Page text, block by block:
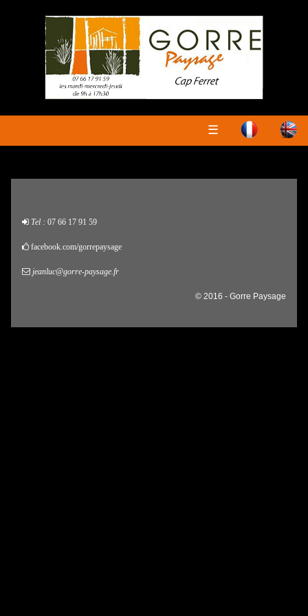
☰
Tel : 07 66 17 91 59
facebook.com/gorrepaysage
jeanluc@gorre-paysage.fr
© 2016 - Gorre Paysage